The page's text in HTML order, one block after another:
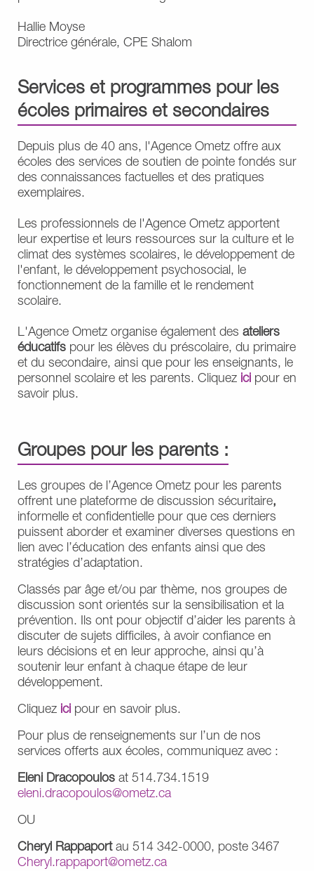
Hallie Moyse
Directrice générale, CPE Shalom
Services et programmes pour les
écoles primaires et secondaires
Depuis plus de 40 ans, l'Agence Ometz offre aux
écoles des services de soutien de pointe fondés sur
des connaissances factuelles et des pratiques
exemplaires.
Les professionnels de l'Agence Ometz apportent
leur expertise et leurs ressources sur la culture et le
climat des systèmes scolaires, le développement de
l'enfant, le développement psychosocial, le
fonctionnement de la famille et le rendement
scolaire.
L'Agence Ometz organise également des ateliers
éducatifs pour les élèves du préscolaire, du primaire
et du secondaire, ainsi que pour les enseignants, le
personnel scolaire et les parents. Cliquez ici pour en
savoir plus.
Groupes pour les parents :
Les groupes de l’Agence Ometz pour les parents
offrent une plateforme de discussion sécuritaire,
informelle et confidentielle pour que ces derniers
puissent aborder et examiner diverses questions en
lien avec l’éducation des enfants ainsi que des
stratégies d’adaptation.
Classés par âge et/ou par thème, nos groupes de
discussion sont orientés sur la sensibilisation et la
prévention. Ils ont pour objectif d’aider les parents à
discuter de sujets difficiles, à avoir confiance en
leurs décisions et en leur approche, ainsi qu’à
soutenir leur enfant à chaque étape de leur
développement.
Cliquez ici pour en savoir plus.
Pour plus de renseignements sur l’un de nos
services offerts aux écoles, communiquez avec :
Eleni Dracopoulos at 514.734.1519
eleni.dracopoulos@ometz.ca
OU
Cheryl Rappaportau 514 342-0000, poste 3467
Cheryl.rappaport@ometz.ca